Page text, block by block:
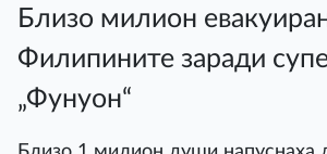
Близо милион
Филипините заради
„Фунуон“